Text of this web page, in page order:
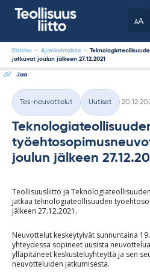
AA
Etusivu - Ajankohtaista -
jatkuvat joulun jälkeen 27.12.2021
Jaa
Kategoriat
Tes-neuvottelut Uutiset
joulun jälkeen
Teollisuusliitto ja
jatkaa teknologiateollisuuden
jälkeen 27.12.2021.
Neuvottelut keskeytyivät sunnuntaina
yhteydessä sopineet uusista
ylläpitäneet keskusteluyhteyttä ja sen
neuvotteluiden jatkumisesta.
clipboard.)